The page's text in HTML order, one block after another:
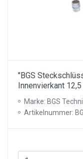
"BGS
Innenvierkant
Marke: BGS
Artikelnummer: